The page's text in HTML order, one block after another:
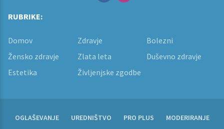
RUBRIKE:
Domov Zdravje
Bolezni
Žensko zdravje
Zlata leta
Duševno zdravje
Estetika
Življenjske zgodbe
OGLAŠEVANJE UREDNIŠTVO PRO PLUS MODERIRANJE